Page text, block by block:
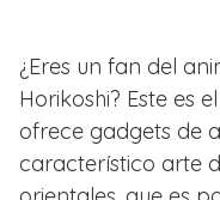
¿Eres un fan del
Horikoshi? Este es
ofrece gadgets de
característico arte